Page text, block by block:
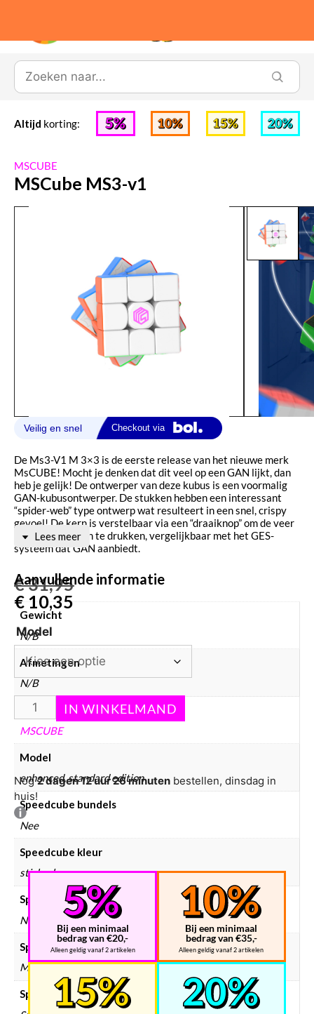
Altijd korting:
De Ms3-V1 M 3×3 is de eerste release van het nieuwe merk
MsCUBE! Mocht je denken dat dit veel op een GAN lijkt, dan
heb je gelijk! De ontwerper van deze kubus is een voormalig
GAN-kubusontwerper. De stukken hebben een interessant
“spider-web” type ontwerp wat resulteert in een snel, crispy
gevoel! De kern is verstelbaar via een “draaiknop” om de veer
naar wens samen te drukken, vergelijkbaar met het GES-
systeem dat GAN aanbiedt.
Aanvullende informatie
Gewicht
N/B
Afmetingen
N/B
Merken
MSCUBE
Model
enhanced, standard edition
Speedcube bundels
Nee
Speedcube kleur
stickerless
Speedcube magneten
Normaal
Speedcube merken
MsCube
Speedcube prijsklasse
Lees meer
€31,95
€10,35
Model
Nog2 dagen 12 uur 26 minuten bestellen, dinsdag in
huis!
MSCUBE
MSCube MS3-v1
Bij een minimaal
bedrag van €20,-
Alleen geldig vanaf 2 artikelen
Bij een minimaal
bedrag van €35,-
Alleen geldig vanaf 2 artikelen